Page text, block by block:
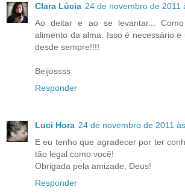
Clara Lúcia 24 de novembro de 2011
Ao deitar e ao se levantar...
alimento da alma. Isso é necessário
desde sempre!!!!
Beijossss
Responder
Luci Hora 24 de novembro de 2011
E eu tenho que agradecer por ter
tão legal como você!
Obrigada pela amizade, Deus!
Responder